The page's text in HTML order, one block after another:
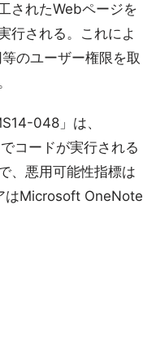
されたWebページを
行される。これによ
のユーザー権限を取
048」は、
コードが実行される
、悪用可能性指標は
はMicrosoft OneNote